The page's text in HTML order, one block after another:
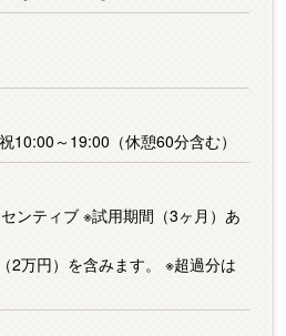
～19:00（休憩60分含む）
ンティブ ※試用期間（3ヶ月）あ
2万円）を含みます。 ※超過分は